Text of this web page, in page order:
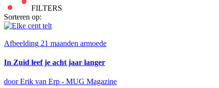
FILTERS
Sorteren op:
Afbeelding 21 maanden armoede
In Zuid leef je acht jaar langer
door Erik van Erp - MUG Magazine